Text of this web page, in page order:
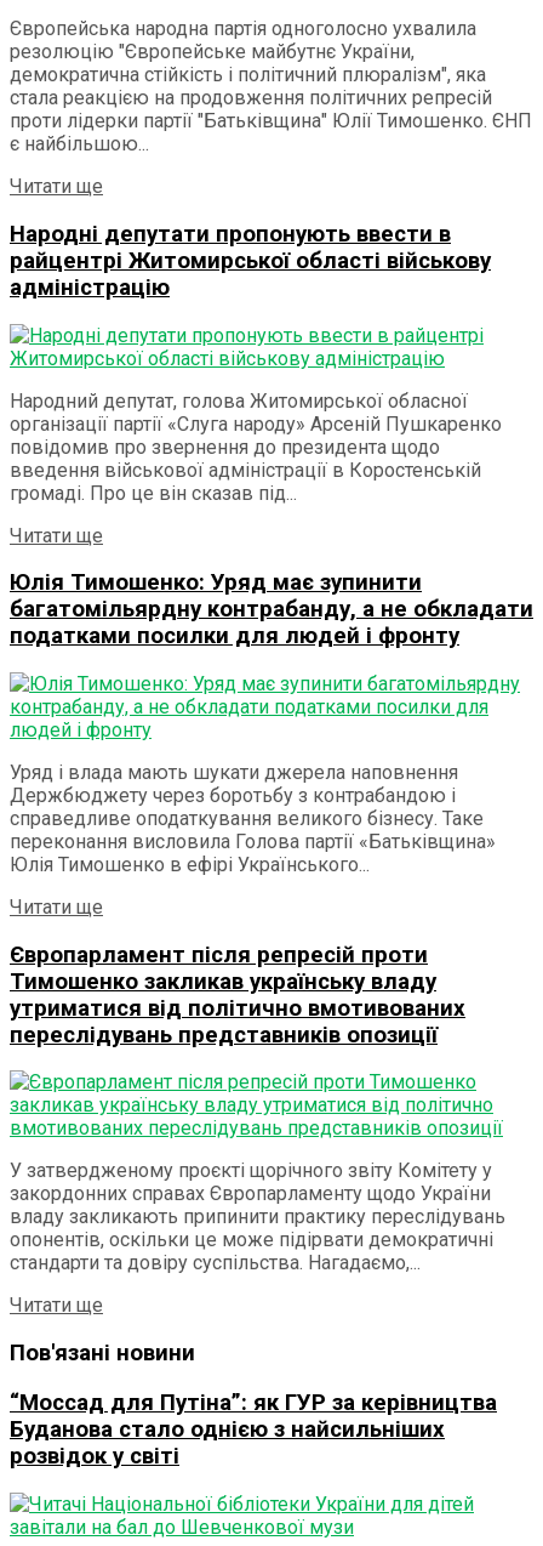
Європейська народна партія одноголосно ухвалила
резолюцію "Європейське майбутнє України,
демократична стійкість і політичний плюралізм", яка
стала реакцією на продовження політичних репресій
проти лідерки партії "Батьківщина" Юлії Тимошенко. ЄНП
є найбільшою...
Читати ще
Народні депутати пропонують ввести в
райцентрі Житомирської області військову
адміністрацію
Народний депутат, голова Житомирської обласної
організації партії «Слуга народу» Арсеній Пушкаренко
повідомив про звернення до президента щодо
введення військової адміністрації в Коростенській
громаді. Про це він сказав під...
Читати ще
Юлія Тимошенко: Уряд має зупинити
багатомільярдну контрабанду, а не обкладати
податками посилки для людей і фронту
Уряд і влада мають шукати джерела наповнення
Держбюджету через боротьбу з контрабандою і
справедливе оподаткування великого бізнесу. Таке
переконання висловила Голова партії «Батьківщина»
Юлія Тимошенко в ефірі Українського...
Читати ще
Європарламент після репресій проти
Тимошенко закликав українську владу
утриматися від політично вмотивованих
переслідувань представників опозиції
У затвердженому проєкті щорічного звіту Комітету у
закордонних справах Європарламенту щодо України
владу закликають припинити практику переслідувань
опонентів, оскільки це може підірвати демократичні
стандарти та довіру суспільства. Нагадаємо,...
Читати ще
Пов'язані новини
“Моссад для Путіна”: як ГУР за керівництва
Буданова стало однією з найсильніших
розвідок у світі